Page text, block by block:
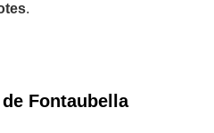
.
Fontaubella